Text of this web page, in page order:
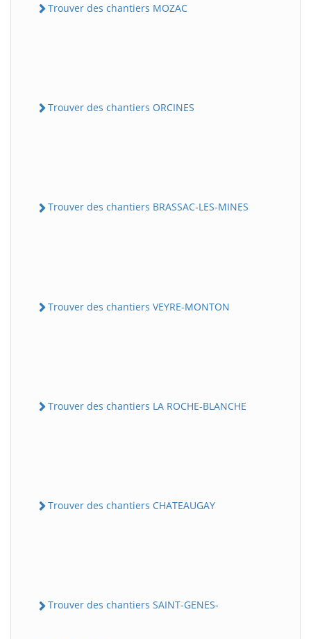
Trouver des chantiers MOZAC
Trouver des chantiers ORCINES
Trouver des chantiers BRASSAC-LES-MINES
Trouver des chantiers VEYRE-MONTON
Trouver des chantiers LA ROCHE-BLANCHE
Trouver des chantiers CHATEAUGAY
Trouver des chantiers SAINT-GENES-